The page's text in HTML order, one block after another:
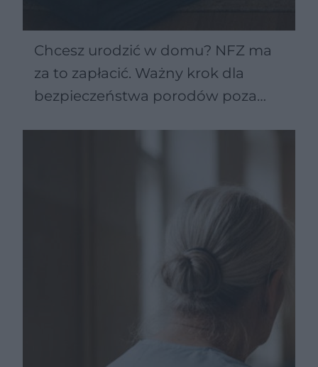
Chcesz urodzić w domu? NFZ ma
za to zapłacić. Ważny krok dla
bezpieczeństwa porodów poza